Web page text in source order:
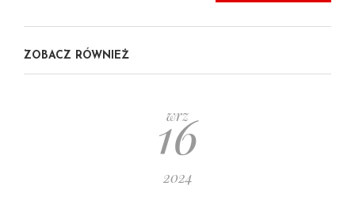
ZOBACZ RÓWNIEŻ
wrz
16
2024